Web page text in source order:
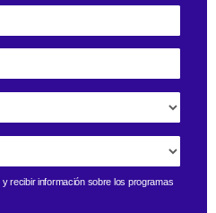
y recibir información sobre los programas